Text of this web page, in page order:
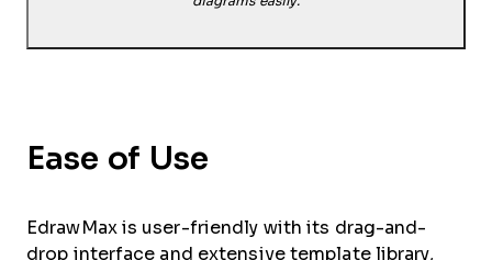
Ease of Use
EdrawMax is user-friendly with its drag-and-
drop interface and extensive template library,